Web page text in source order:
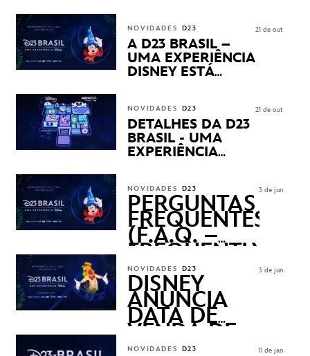
APRESENTAÇÕES E
PRODUTOS EXCLUSIVOS
NO TRANSAMÉRICA EXPO
CENTER EM SÃO PAULO
NOVIDADES D23
A D23 BRASIL –
UMA EXPERIÊNCIA
DISNEY ESTÁ
21 de out
NOVIDADES D23
DETALHES DA D23
BRASIL - UMA
EXPERIÊNCIA
21 de out
NOVIDADES D23
PERGUNTAS
FREQUENTES
(F.A.Q. –
FREQUENTLY
ASKED
QUESTIONS)
3 de jun
NOVIDADES D23
DISNEY
ANUNCIA
DATA DE
VENDA DE
INGRESSOS
3 de jun
NOVIDADES D23 11 de jan